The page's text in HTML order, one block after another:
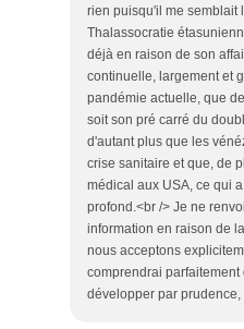
rien puisqu'il me semblait
Thalassocratie
déjà en raison de son
continuelle, largement et
pandémie actuelle, que
soit son pré carré du
d'autant plus que les
crise sanitaire et que, de
médical aux USA, ce qui
profond.<br /> Je ne
information en raison de
nous acceptons
comprendrai parfaitement
développer par